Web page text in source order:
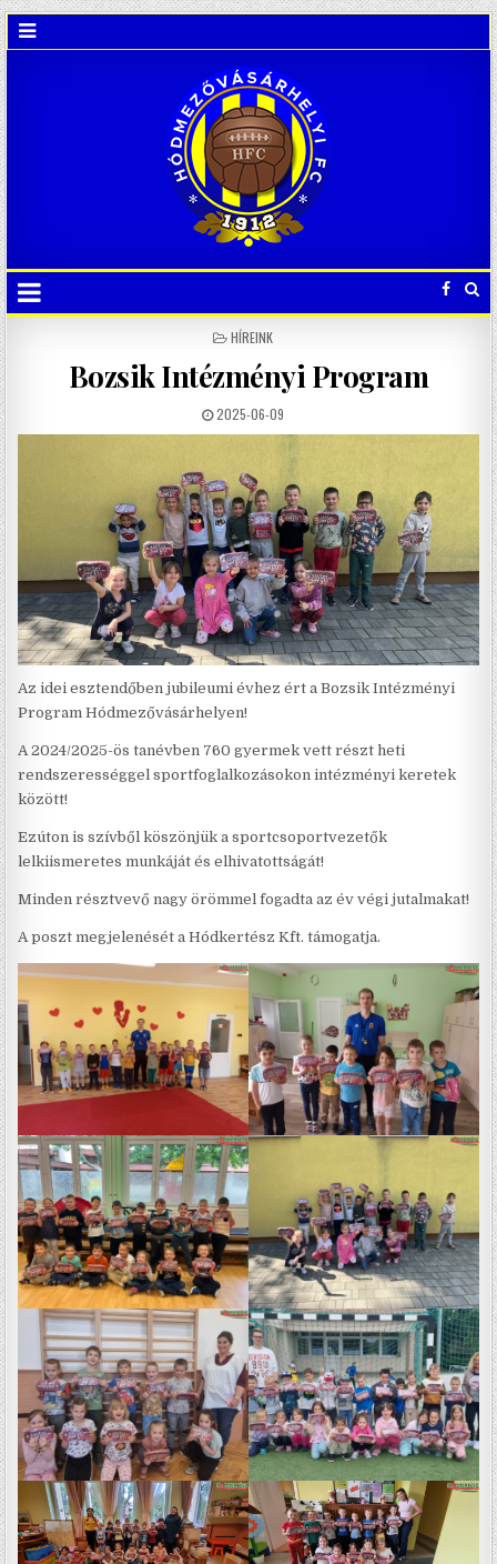
POSTED
HÍREINK
Bozsik Intézményi Program
2025-06-09
Az idei esztendőben jubileumi évhez ért a Bozsik Intézményi
Program Hódmezővásárhelyen!
A 2024/2025-ös tanévben 760 gyermek vett részt heti
rendszerességgel sportfoglalkozásokon intézményi keretek
között!
Ezúton is szívből köszönjük a sportcsoportvezetők
lelkiismeretes munkáját és elhivatottságát!
Minden résztvevő nagy örömmel fogadta az év végi jutalmakat!
A poszt megjelenését a Hódkertész Kft. támogatja.